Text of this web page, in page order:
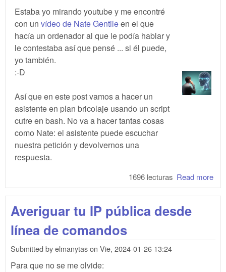
Estaba yo mirando youtube y me encontré
con un vídeo de Nate Gentileen el que
hacía un ordenador al que le podía hablar y
le contestaba así que pensé ... si él puede,
yo también.
:-D
Así que en este post vamos a hacer un
asistente en plan bricolaje usando un script
cutre en bash. No va a hacer tantas cosas
como Nate: el asistente puede escuchar
nuestra petición y devolvernos una
respuesta.
Read more
1696 lecturas
Averiguar tu IP pública desde
línea de comandos
Submitted byelmanytason Vie, 2024-01-26 13:24
Para que no se me olvide: